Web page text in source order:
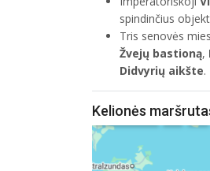
spindinčius
Tris senovės
Žvejų bastioną,
Didvyrių aikšte.
Kelionės